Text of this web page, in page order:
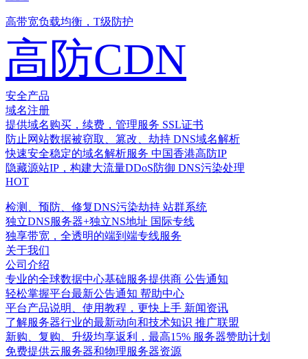
高带宽负载均衡，T级防护
高防CDN
安全产品
域名注册
提供域名购买，续费，管理服务 SSL证书
防止网站数据被窃取、篡改、劫持 DNS域名解析
快速安全稳定的域名解析服务 中国香港高防IP
隐藏源站IP，构建大流量DDoS防御 DNS污染处理
HOT
检测、预防、修复DNS污染劫持 站群系统
独立DNS服务器+独立NS地址 国际专线
独享带宽，全透明的端到端专线服务
关于我们
公司介绍
专业的全球数据中心基础服务提供商 公告通知
轻松掌握平台最新公告通知 帮助中心
平台产品说明、使用教程，更快上手 新闻资讯
了解服务器行业的最新动向和技术知识 推广联盟
新购、复购、升级均享返利，最高15% 服务器赞助计划
免费提供云服务器和物理服务器资源